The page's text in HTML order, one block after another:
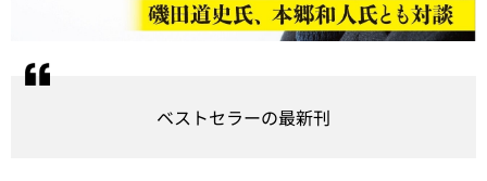
ベストセラーの最新刊